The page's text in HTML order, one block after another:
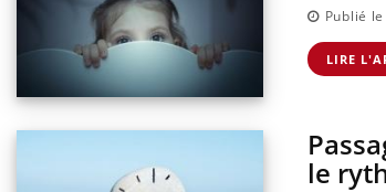
Publié
LIRE
le